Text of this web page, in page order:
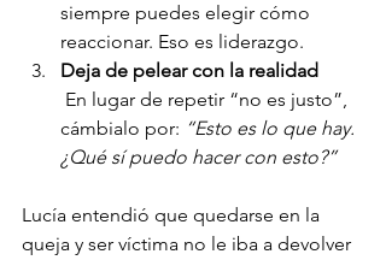
siempre puedes elegir cómo
reaccionar. Eso es liderazgo.
Deja de pelear con la realidad
cámbialo por: “Esto es lo que hay.
¿Qué sí puedo hacer con esto?”
Lucía entendió que quedarse en la
queja y ser víctima no le iba a devolver